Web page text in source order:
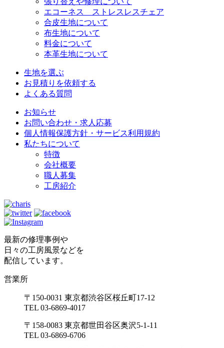
エコーネス ストレスレスチェア
合皮生地について
布生地について
料金について
本革生地について
生地を選ぶ
お見積りを依頼する
よくある質問
お知らせ
お問い合わせ・求人応募
個人情報保護方針・サービス利用規約
私たちについて
特徴
会社概要
職人募集
工房紹介
最新の修理事例や
日々の工房風景などを
配信しています。
営業所
〒150-0031 東京都渋谷区桜丘町17-12
TEL 03-6869-4017
〒158-0083 東京都世田谷区奥沢5-1-11
TEL 03-6869-6706